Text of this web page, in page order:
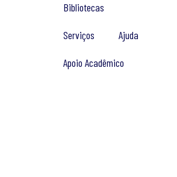
Bibliotecas
Serviços Ajuda
Apoio Acadêmico